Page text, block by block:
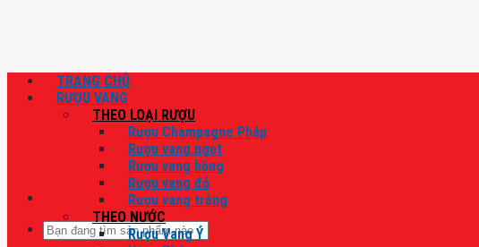
Tìm
TRANG CHỦ
RƯỢU VANG
THEO LOẠI RƯỢU
Rượu Champagne Pháp
Rượu vang ngọt
Rượu vang hồng
Rượu vang đỏ
Rượu vang trắng
THEO NƯỚC
Rượu Vang Ý